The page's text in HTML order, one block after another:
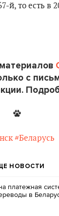
й, то есть в
с
#Беларусь
НОВОСТИ
платежная
в